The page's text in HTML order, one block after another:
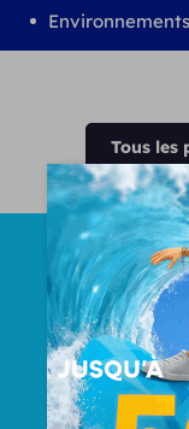
Tous les